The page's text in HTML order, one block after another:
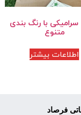
سرامیکی با رنگ بندی
متنوع
اطلاعات بیشتر
فرصاد